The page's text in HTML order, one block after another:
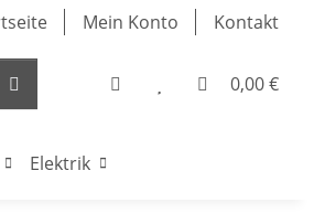
Mein Konto Kontakt
0,00 €
Elektrik